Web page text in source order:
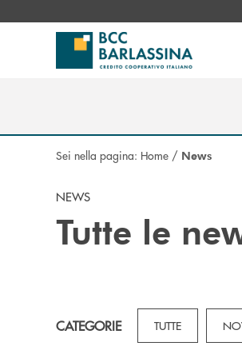
Sei nella pagina: Home / News
NEWS
Tutte le
CATEGORIE TUTTE